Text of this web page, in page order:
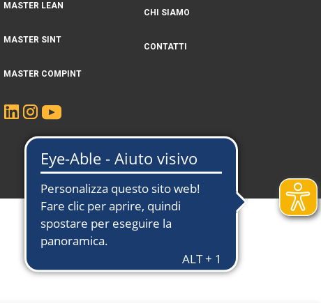
MASTER LEAN
MASTER SINT
MASTER COMPINT
CHI SIAMO
CONTATTI